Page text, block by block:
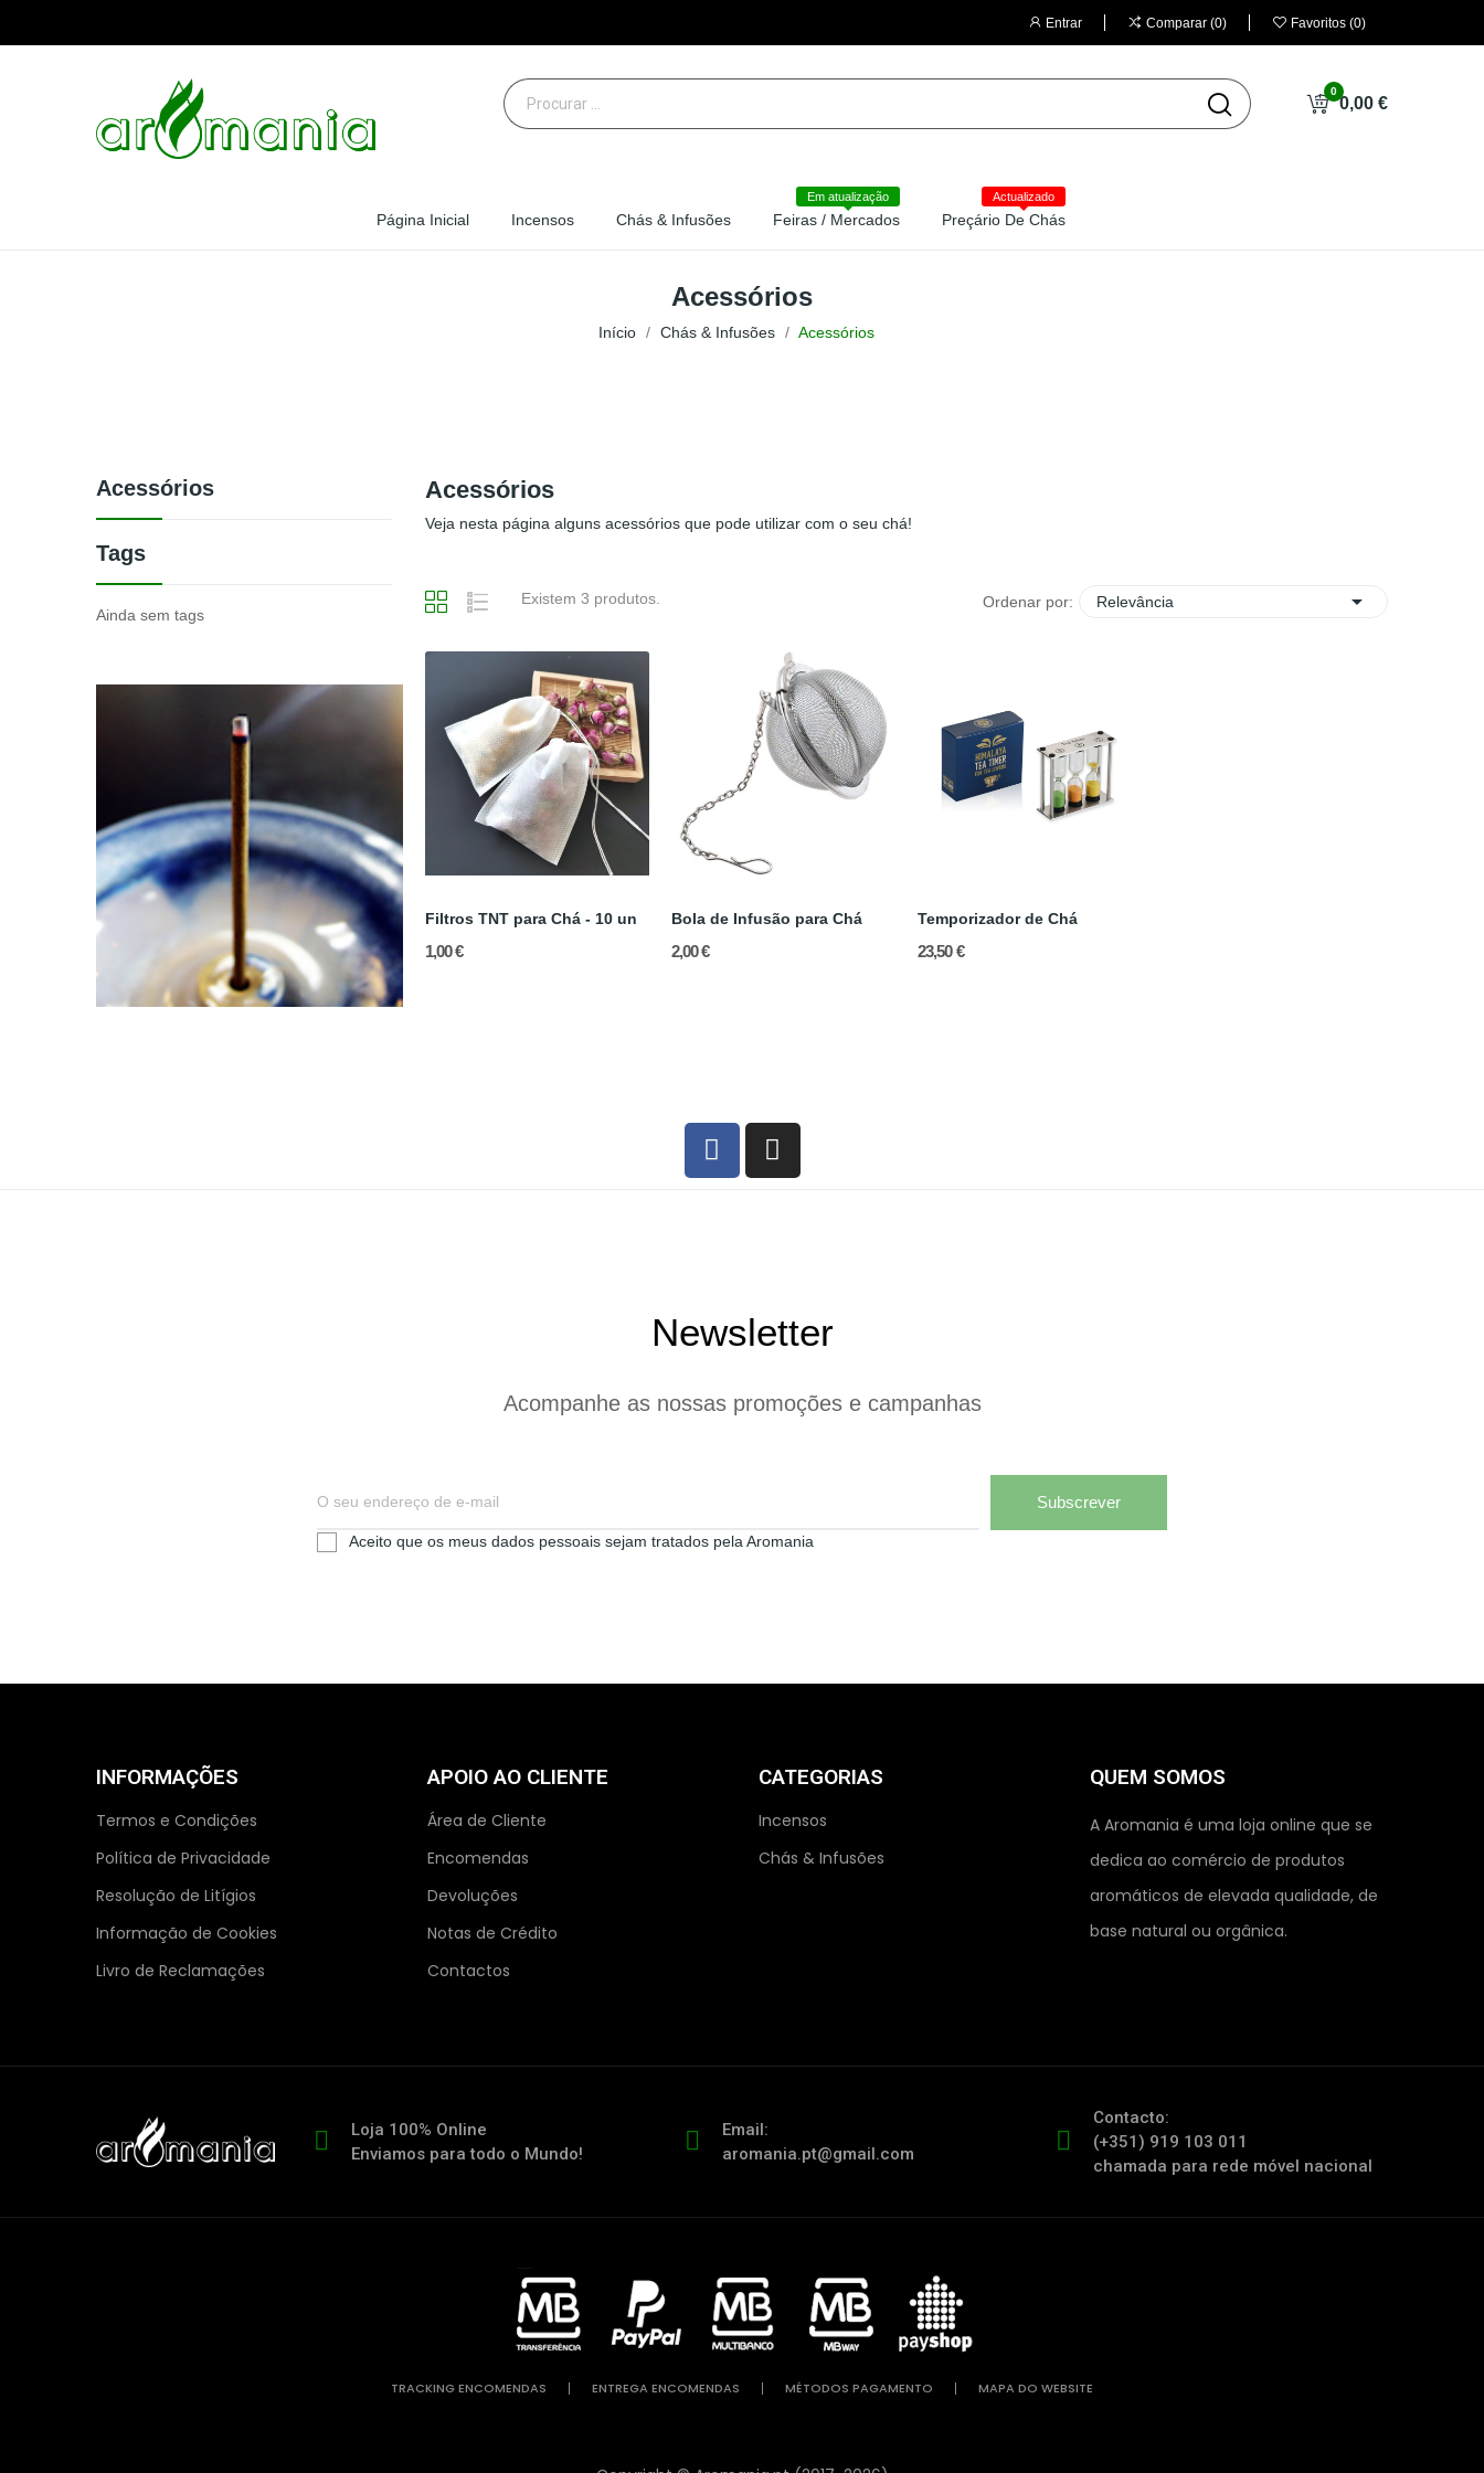
Entrar Comparar 0 Favoritos 0
0,00 €
0
Página Inicial Incensos Chás & Infusões Feiras / Mercados
Em atualização
Preçário De Chás
Actualizado
Acessórios
Início Chás & Infusões Acessórios
Acessórios
Tags
Ainda sem tags
Acessórios
Veja nesta página alguns acessórios que pode utilizar com o seu chá!
Existem 3 produtos. Ordenar por: Relevância 
Filtros TNT para Chá - 10 un
1,00 €
Bola de Infusão para Chá
2,00 €
Temporizador de Chá
23,50 €
Newsletter
Acompanhe as nossas promoções e campanhas
Subscrever
Aceito que os meus dados pessoais sejam tratados pela Aromania
INFORMAÇÕES
Termos e Condições
Política de Privacidade
Resolução de Litígios
Informação de Cookies
Livro de Reclamações
APOIO AO CLIENTE
Área de Cliente
Encomendas
Devoluções
Notas de Crédito
Contactos
CATEGORIAS
Incensos
Chás & Infusões
QUEM SOMOS
A Aromania é uma loja online que se
dedica ao comércio de produtos
aromáticos de elevada qualidade, de
base natural ou orgânica.
Loja 100% Online
Enviamos para todo o Mundo!
Email:
aromania.pt@gmail.com
Contacto:
(+351) 919 103 011
chamada para rede móvel nacional
TRACKING ENCOMENDAS ENTREGA ENCOMENDAS MÉTODOS PAGAMENTO MAPA DO WEBSITE